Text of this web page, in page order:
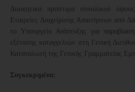
Διοικητικά πρόστιμα συνολικού
Εταιρείες Διαχείρισης Απαιτήσεων από
το Υπουργείο Ανάπτυξης για
εξέτασης καταγγελιών στη Γενική
Καταναλωτή της Γενικής Γραμματείας
Συγκεκριμένα: